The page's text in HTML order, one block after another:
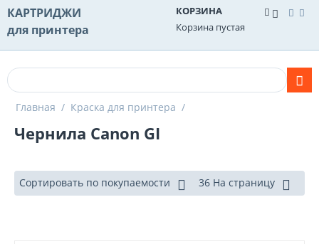
КАРТРИДЖИ
для принтера
КОРЗИНА
Корзина пустая
Главная / Краска для принтера /
Чернила Canon GI
Сортировать по покупаемости 36 На страницу